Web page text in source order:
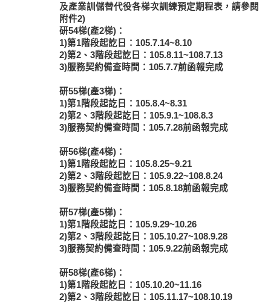
及產業訓儲替代役各梯次訓練預定期程表，請參閱
附件2)
研54梯(產2梯)：
1)第1階段起訖日：105.7.14~8.10
2)第2、3階段起訖日：105.8.11~108.7.13
3)服務契約備查時間：105.7.7前函報完成
研55梯(產3梯)：
1)第1階段起訖日：105.8.4~8.31
2)第2、3階段起訖日：105.9.1~108.8.3
3)服務契約備查時間：105.7.28前函報完成
研56梯(產4梯)：
1)第1階段起訖日：105.8.25~9.21
2)第2、3階段起訖日：105.9.22~108.8.24
3)服務契約備查時間：105.8.18前函報完成
研57梯(產5梯)：
1)第1階段起訖日：105.9.29~10.26
2)第2、3階段起訖日：105.10.27~108.9.28
3)服務契約備查時間：105.9.22前函報完成
研58梯(產6梯)：
1)第1階段起訖日：105.10.20~11.16
2)第2、3階段起訖日：105.11.17~108.10.19